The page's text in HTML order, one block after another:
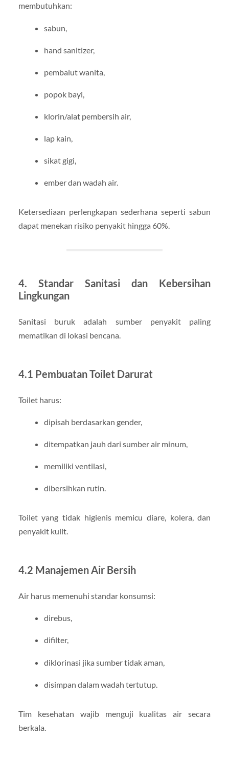
membutuhkan:
sabun,
hand sanitizer,
pembalut wanita,
popok bayi,
klorin/alat pembersih air,
lap kain,
sikat gigi,
ember dan wadah air.
Ketersediaan perlengkapan sederhana seperti sabun
dapat menekan risiko penyakit hingga 60%.
4. Standar Sanitasi dan Kebersihan
Lingkungan
Sanitasi buruk adalah sumber penyakit paling
mematikan di lokasi bencana.
4.1 Pembuatan Toilet Darurat
Toilet harus:
dipisah berdasarkan gender,
ditempatkan jauh dari sumber air minum,
memiliki ventilasi,
dibersihkan rutin.
Toilet yang tidak higienis memicu diare, kolera, dan
penyakit kulit.
4.2 Manajemen Air Bersih
Air harus memenuhi standar konsumsi:
direbus,
difilter,
diklorinasi jika sumber tidak aman,
disimpan dalam wadah tertutup.
Tim kesehatan wajib menguji kualitas air secara
berkala.